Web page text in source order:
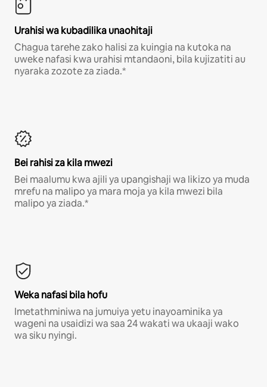
Urahisi wa kubadilika unaohitaji
Chagua tarehe zako halisi za kuingia na kutoka na
uweke nafasi kwa urahisi mtandaoni, bila kujizatiti au
nyaraka zozote za ziada.*
Bei rahisi za kila mwezi
Bei maalumu kwa ajili ya upangishaji wa likizo ya muda
mrefu na malipo ya mara moja ya kila mwezi bila
malipo ya ziada.*
Weka nafasi bila hofu
Imetathminiwa na jumuiya yetu inayoaminika ya
wageni na usaidizi wa saa 24 wakati wa ukaaji wako
wa siku nyingi.